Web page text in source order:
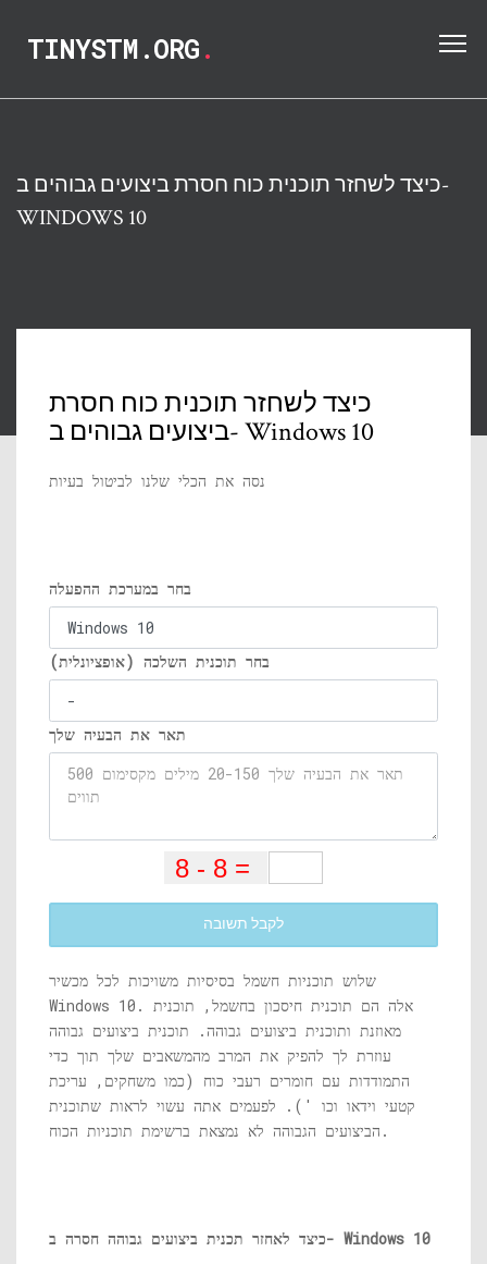
TINYSTM.ORG.
כיצד לשחזר תוכנית כוח חסרת ביצועים גבוהים ב-
WINDOWS 10
כיצד לשחזר תוכנית כוח חסרת
ביצועים גבוהים ב- Windows 10
נסה את הכלי שלנו לביטול בעיות
בחר במערכת ההפעלה
בחר תוכנית השלכה (אופציונלית)
תאר את הבעיה שלך
לקבל תשובה
שלוש תוכניות חשמל בסיסיות משויכות לכל מכשיר
Windows 10. אלה הם תוכנית חיסכון בחשמל, תוכנית
מאוזנת ותוכנית ביצועים גבוהה. תוכנית ביצועים גבוהה
עוזרת לך להפיק את המרב מהמשאבים שלך תוך כדי
התמודדות עם חומרים רעבי כוח (כמו משחקים, עריכת
קטעי וידאו וכו '). לפעמים אתה עשוי לראות שתוכנית
הביצועים הגבוהה לא נמצאת ברשימת תוכניות הכוח.
כיצד לאחזר תכנית ביצועים גבוהה חסרה ב- Windows 10